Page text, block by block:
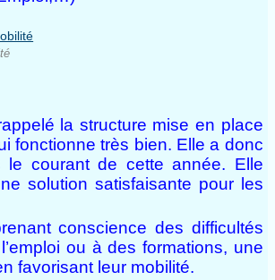
la structure mise en place
fonctionne très bien. Elle a donc
le courant de cette année. Elle
solution satisfaisante pour les
conscience des difficultés
ou à des formations, une
favorisant leur mobilité.